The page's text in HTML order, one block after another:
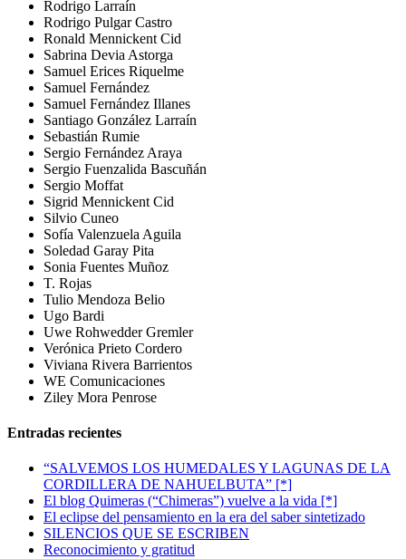
Rodrigo Larraín
Rodrigo Pulgar Castro
Ronald Mennickent Cid
Sabrina Devia Astorga
Samuel Erices Riquelme
Samuel Fernández
Samuel Fernández Illanes
Santiago González Larraín
Sebastián Rumie
Sergio Fernández Araya
Sergio Fuenzalida Bascuñán
Sergio Moffat
Sigrid Mennickent Cid
Silvio Cuneo
Sofía Valenzuela Aguila
Soledad Garay Pita
Sonia Fuentes Muñoz
T. Rojas
Tulio Mendoza Belio
Ugo Bardi
Uwe Rohwedder Gremler
Verónica Prieto Cordero
Viviana Rivera Barrientos
WE Comunicaciones
Ziley Mora Penrose
Entradas recientes
“SALVEMOS LOS HUMEDALES Y LAGUNAS DE LA
CORDILLERA DE NAHUELBUTA” [*]
El blog Quimeras (“Chimeras”) vuelve a la vida [*]
El eclipse del pensamiento en la era del saber sintetizado
SILENCIOS QUE SE ESCRIBEN
Reconocimiento y gratitud